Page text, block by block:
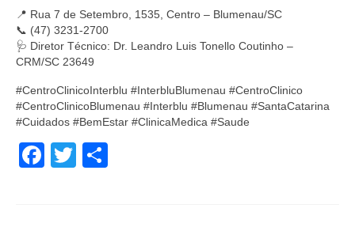
📍 Rua 7 de Setembro, 1535, Centro – Blumenau/SC
📞 (47) 3231-2700
🩺 Diretor Técnico: Dr. Leandro Luis Tonello Coutinho –
CRM/SC 23649
#CentroClinicoInterblu #InterbluBlumenau #CentroClinico
#CentroClinicoBlumenau #Interblu #Blumenau #SantaCatarina
#Cuidados #BemEstar #ClinicaMedica #Saude
Facebook
Twitter